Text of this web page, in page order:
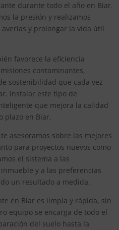
durante todo el año en Biar.
la presión y realizamos
y prolongar la vida útil
favorece la eficiencia
contaminantes,
sostenibilidad que cada vez
Instalar este tipo de
que mejora la calidad
plazo en Biar.
asesoramos sobre las mejores
para proyectos nuevos como
el sistema a las
y a las preferencias
un resultado a medida.
en Biar es limpia y rápida, sin
equipo se encarga de todo el
del suelo hasta la